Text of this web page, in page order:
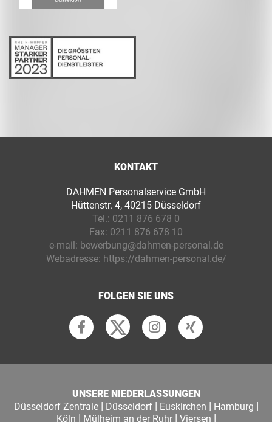
KONTAKT
DAHMEN Personalservice GmbH
Hüttenstr. 4, 40215 Düsseldorf
Tel.: 0211 876 678 0
Fax: 0211 876 678 10
e-mail: bewerbung@dahmen-personal.de
Webadresse: https://dahmen-personal.de/
FOLGEN SIE UNS
UNSERE NIEDERLASSUNGEN
Düsseldorf Zentrale| Düsseldorf| Euskirchen | Hamburg |
Köln | Mülheim an der Ruhr| Viersen |